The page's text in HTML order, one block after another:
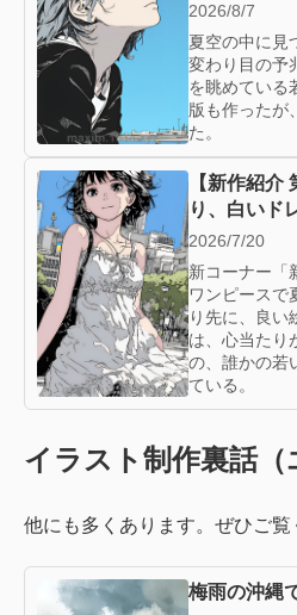
2026/8/7
夏空の中に見
変わり目の予
を眺めている
版も作ったが
た。
【新作紹介
り、白いド
2026/7/20
新コーナー「
ワンピースで
り先に、良い
は、心当た
の、誰かの若
ている。
イラスト制作裏話（
他にも多くあります。ぜひご覧
梅雨の沖縄